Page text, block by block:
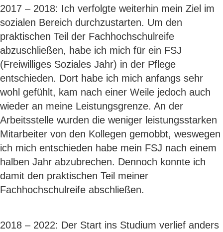
2017 – 2018: Ich verfolgte weiterhin mein Ziel im
sozialen Bereich durchzustarten. Um den
praktischen Teil der Fachhochschulreife
abzuschließen, habe ich mich für ein FSJ
(Freiwilliges Soziales Jahr) in der Pflege
entschieden. Dort habe ich mich anfangs sehr
wohl gefühlt, kam nach einer Weile jedoch auch
wieder an meine Leistungsgrenze. An der
Arbeitsstelle wurden die weniger leistungsstarken
Mitarbeiter von den Kollegen gemobbt, weswegen
ich mich entschieden habe mein FSJ nach einem
halben Jahr abzubrechen. Dennoch konnte ich
damit den praktischen Teil meiner
Fachhochschulreife abschließen.
2018 – 2022: Der Start ins Studium verlief anders